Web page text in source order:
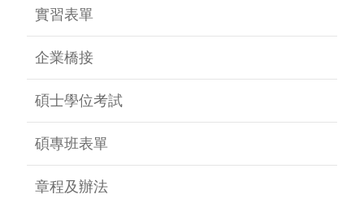
實習表單
企業橋接
碩士學位考試
碩專班表單
章程及辦法